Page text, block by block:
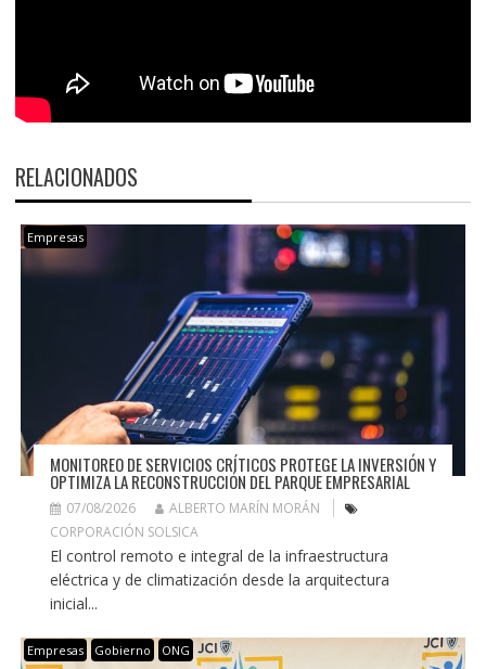
RELACIONADOS
Empresas
MONITOREO DE SERVICIOS CRÍTICOS PROTEGE LA INVERSIÓN Y
OPTIMIZA LA RECONSTRUCCIÓN DEL PARQUE EMPRESARIAL
07/08/2026
ALBERTO MARÍN MORÁN
CORPORACIÓN SOLSICA
El control remoto e integral de la infraestructura
eléctrica y de climatización desde la arquitectura
inicial...
Empresas Gobierno ONG